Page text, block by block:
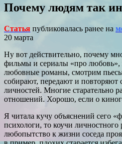
Почему людям так
Статья публиковалась ранее на
20 марта
Ну вот действительно, почему
фильмы и сериалы «про любовь»,
любовные романы, смотрим
собирают, передают и повторяют
личностей. Многие старательно
отношений. Хорошо, если о
Я читала кучу объяснений сего
психологи, то коучи
любопытство к жизни соседа